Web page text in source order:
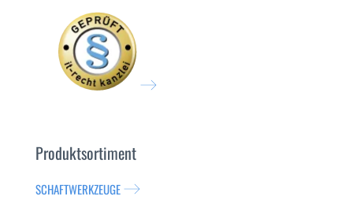
Produktsortiment
SCHAFTWERKZEUGE